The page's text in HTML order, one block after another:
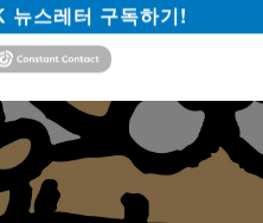
뉴스레터 구독하기!